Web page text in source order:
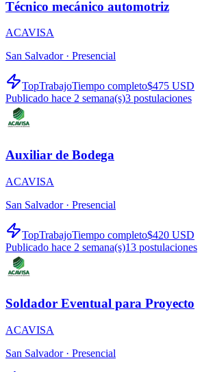
Técnico mecánico automotriz
ACAVISA
San Salvador · Presencial
TopTrabajoTiempo completo$475 USD
Publicado hace 2 semana(s)3 postulaciones
Auxiliar de Bodega
ACAVISA
San Salvador · Presencial
TopTrabajoTiempo completo$420 USD
Publicado hace 2 semana(s)13 postulaciones
Soldador Eventual para Proyecto
ACAVISA
San Salvador · Presencial